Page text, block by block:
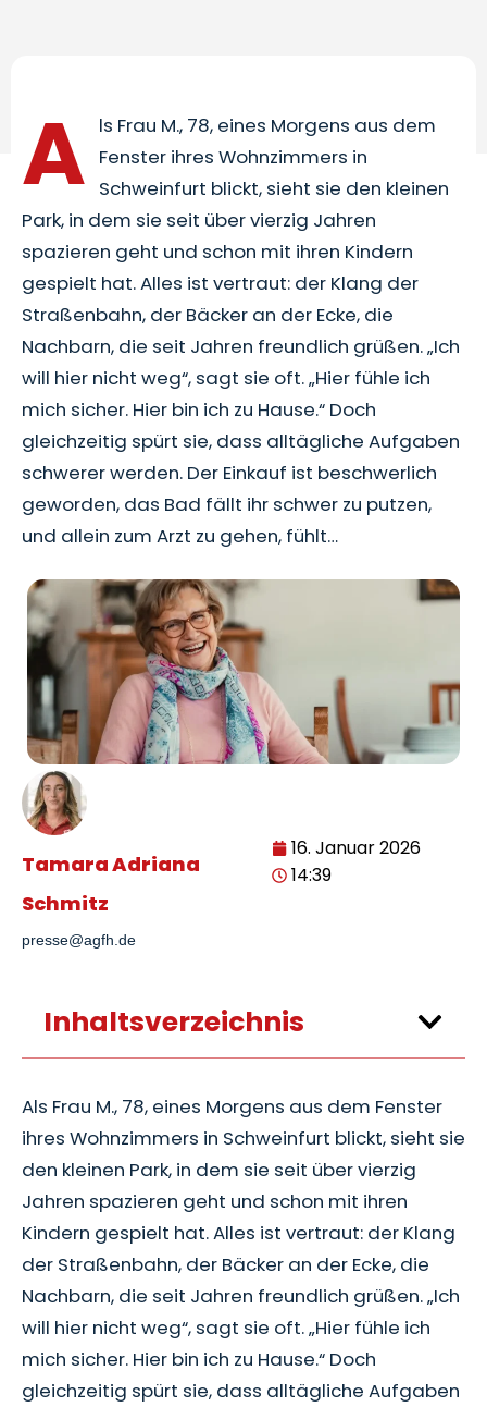
A ls Frau M., 78, eines Morgens aus dem
Fenster ihres Wohnzimmers in
Schweinfurt blickt, sieht sie den kleinen
Park, in dem sie seit über vierzig Jahren
spazieren geht und schon mit ihren Kindern
gespielt hat. Alles ist vertraut: der Klang der
Straßenbahn, der Bäcker an der Ecke, die
Nachbarn, die seit Jahren freundlich grüßen. „Ich
will hier nicht weg“, sagt sie oft. „Hier fühle ich
mich sicher. Hier bin ich zu Hause.“ Doch
gleichzeitig spürt sie, dass alltägliche Aufgaben
schwerer werden. Der Einkauf ist beschwerlich
geworden, das Bad fällt ihr schwer zu putzen,
und allein zum Arzt zu gehen, fühlt…
16. Januar 2026
14:39
Tamara Adriana
Schmitz
presse@agfh.de
Inhaltsverzeichnis
Als Frau M., 78, eines Morgens aus dem Fenster
ihres Wohnzimmers in Schweinfurt blickt, sieht sie
den kleinen Park, in dem sie seit über vierzig
Jahren spazieren geht und schon mit ihren
Kindern gespielt hat. Alles ist vertraut: der Klang
der Straßenbahn, der Bäcker an der Ecke, die
Nachbarn, die seit Jahren freundlich grüßen. „Ich
will hier nicht weg“, sagt sie oft. „Hier fühle ich
mich sicher. Hier bin ich zu Hause.“ Doch
gleichzeitig spürt sie, dass alltägliche Aufgaben